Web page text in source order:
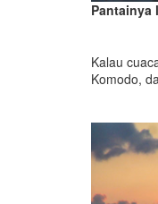
Pantainya
Kalau
Komodo,